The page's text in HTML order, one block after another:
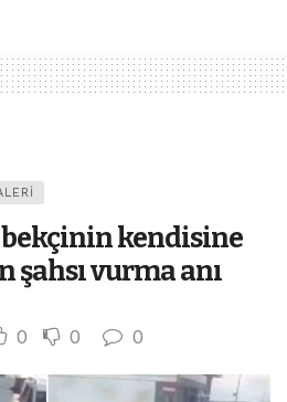
kendisine
şahsı vurma anı
0 0 0